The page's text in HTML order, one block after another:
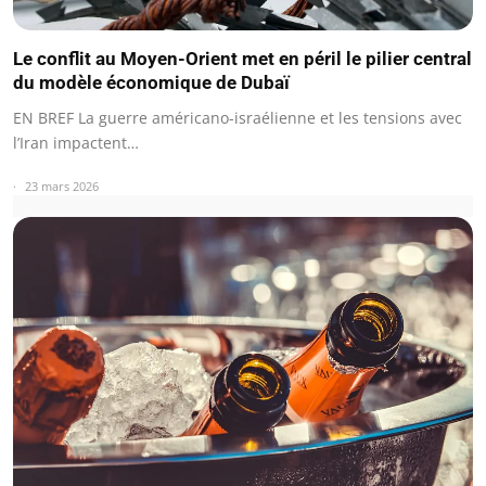
Le conflit au Moyen-Orient met en péril le pilier central
du modèle économique de Dubaï
EN BREF La guerre américano-israélienne et les tensions avec
l’Iran impactent…
23 mars 2026